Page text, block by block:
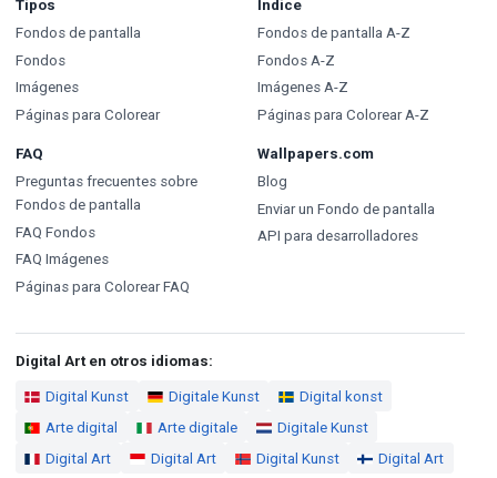
Tipos
Fondos de pantalla
Fondos
Imágenes
Páginas para Colorear
Índice
Fondos de pantalla A-Z
Fondos A-Z
Imágenes A-Z
Páginas para Colorear A-Z
FAQ
Preguntas frecuentes sobre
Fondos de pantalla
FAQ Fondos
FAQ Imágenes
Páginas para Colorear FAQ
Wallpapers.com
Blog
Enviar un Fondo de pantalla
API para desarrolladores
Digital Art en otros idiomas:
Digital Kunst Digitale Kunst
Digital konst
Arte digital
Arte digitale
Digitale Kunst
Digital Art
Digital Art Digital Kunst Digital Art